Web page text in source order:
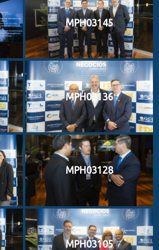
MPH03145
MPH03136
MPH03128
MPH03105